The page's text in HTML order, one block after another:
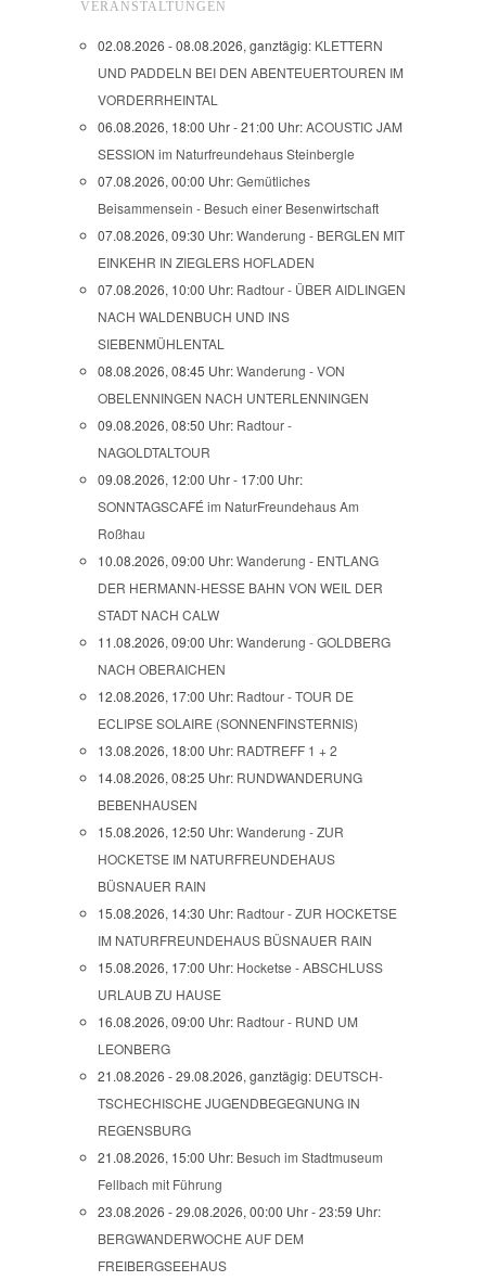
VERANSTALTUNGEN
02.08.2026 - 08.08.2026, ganztägig: KLETTERN
UND PADDELN BEI DEN ABENTEUERTOUREN IM
VORDERRHEINTAL
06.08.2026, 18:00 Uhr - 21:00 Uhr:ACOUSTIC JAM
SESSION im Naturfreundehaus Steinbergle
07.08.2026, 00:00 Uhr:Gemütliches
Beisammensein - Besuch einer Besenwirtschaft
07.08.2026, 09:30 Uhr:Wanderung - BERGLEN MIT
EINKEHR IN ZIEGLERS HOFLADEN
07.08.2026, 10:00 Uhr: Radtour - ÜBER AIDLINGEN
NACH WALDENBUCH UND INS
SIEBENMÜHLENTAL
08.08.2026, 08:45 Uhr:Wanderung - VON
OBELENNINGEN NACH UNTERLENNINGEN
09.08.2026, 08:50 Uhr: Radtour -
NAGOLDTALTOUR
09.08.2026, 12:00 Uhr - 17:00 Uhr:
SONNTAGSCAFÉ im NaturFreundehaus Am
Roßhau
10.08.2026, 09:00 Uhr:Wanderung - ENTLANG
DER HERMANN-HESSE BAHN VON WEIL DER
STADT NACH CALW
11.08.2026, 09:00 Uhr:Wanderung - GOLDBERG
NACH OBERAICHEN
12.08.2026, 17:00 Uhr: Radtour - TOUR DE
ECLIPSE SOLAIRE (SONNENFINSTERNIS)
13.08.2026, 18:00 Uhr: RADTREFF 1 + 2
14.08.2026, 08:25 Uhr: RUNDWANDERUNG
BEBENHAUSEN
15.08.2026, 12:50 Uhr:Wanderung - ZUR
HOCKETSE IM NATURFREUNDEHAUS
BÜSNAUER RAIN
15.08.2026, 14:30 Uhr: Radtour - ZUR HOCKETSE
IM NATURFREUNDEHAUS BÜSNAUER RAIN
15.08.2026, 17:00 Uhr: Hocketse - ABSCHLUSS
URLAUB ZU HAUSE
16.08.2026, 09:00 Uhr: Radtour - RUND UM
LEONBERG
21.08.2026 - 29.08.2026, ganztägig: DEUTSCH-
TSCHECHISCHE JUGENDBEGEGNUNG IN
REGENSBURG
21.08.2026, 15:00 Uhr: Besuch im Stadtmuseum
Fellbach mit Führung
23.08.2026 - 29.08.2026, 00:00 Uhr - 23:59 Uhr:
BERGWANDERWOCHE AUF DEM
FREIBERGSEEHAUS